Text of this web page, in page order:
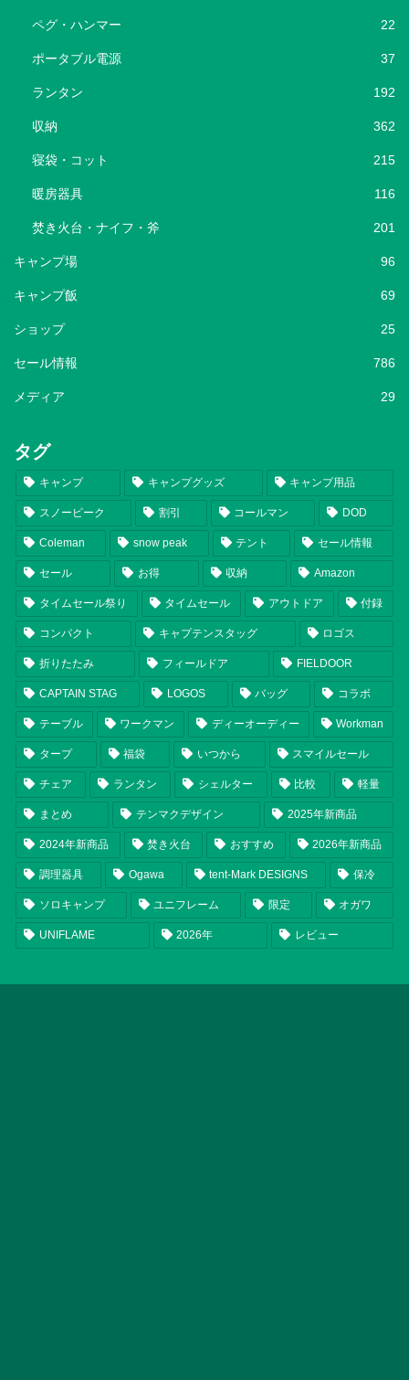
ペグ・ハンマー 22
ポータブル電源 37
ランタン 192
収納 362
寝袋・コット 215
暖房器具 116
焚き火台・ナイフ・斧 201
キャンプ場 96
キャンプ飯 69
ショップ 25
セール情報 786
メディア 29
タグ
キャンプ キャンプグッズ キャンプ用品
スノーピーク 割引 コールマン DOD
Coleman snow peak テント セール情報
セール お得 収納 Amazon
タイムセール祭り タイムセール アウトドア 付録
コンパクト キャプテンスタッグ ロゴス
折りたたみ フィールドア FIELDOOR
CAPTAIN STAG LOGOS バッグ コラボ
テーブル ワークマン ディーオーディー Workman
タープ 福袋 いつから スマイルセール
チェア ランタン シェルター 比較 軽量
まとめ テンマクデザイン 2025年新商品
2024年新商品 焚き火台 おすすめ 2026年新商品
調理器具 Ogawa tent-Mark DESIGNS 保冷
ソロキャンプ ユニフレーム 限定 オガワ
UNIFLAME 2026年 レビュー